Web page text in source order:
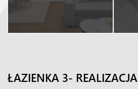
ŁAZIENKA 3- REALIZACJA